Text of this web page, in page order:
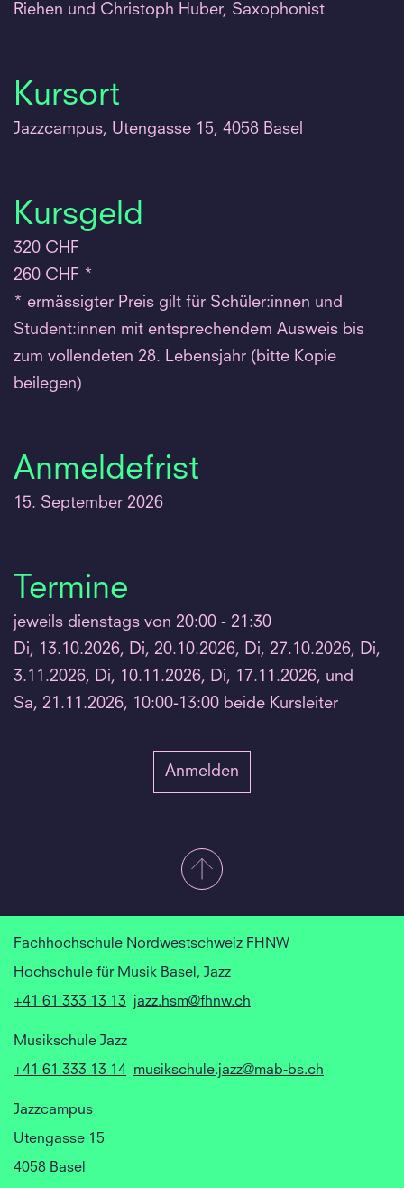
Riehen und Christoph Huber, Saxophonist
Kursort
Jazzcampus, Utengasse 15, 4058 Basel
Kursgeld
320 CHF
260 CHF *
* ermässigter Preis gilt für Schüler:innen und
Student:innen mit entsprechendem Ausweis bis
zum vollendeten 28. Lebensjahr (bitte Kopie
beilegen)
Anmeldefrist
15. September 2026
Termine
jeweils dienstags von 20:00 - 21:30
Di, 13.10.2026, Di, 20.10.2026, Di, 27.10.2026, Di,
3.11.2026, Di, 10.11.2026, Di, 17.11.2026, und
Sa, 21.11.2026, 10:00-13:00 beide Kursleiter
Anmelden
Fachhochschule Nordwestschweiz FHNW
Hochschule für Musik Basel, Jazz
+41 61 333 13 13
jazz.hsm@fhnw.ch
Musikschule Jazz
+41 61 333 13 14 musikschule.jazz@mab-bs.ch
Jazzcampus
Utengasse 15
4058 Basel